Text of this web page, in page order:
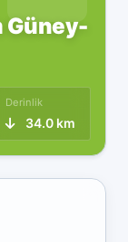
Güney-
Derinlik
34.0 km